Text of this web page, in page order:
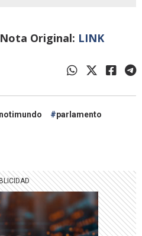
Original: LINK
notimundo
parlamento